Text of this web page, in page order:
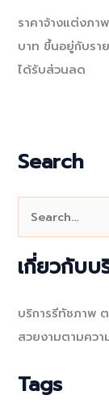
ราคาจ้างแต่งภ
บาท ขึ้นอยู่กับรา
ได้รับส่วนลด
Search
r
เกี่ยวกับบ
บริการรีทัชภาพ
สวยงามตามคว
Tags